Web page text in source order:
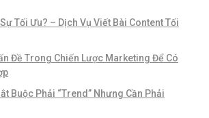
Sự Tối Ưu? – Dịch Vụ Viết Bài Content Tối
Đề Trong Chiến Lược Marketing Để Có
Buộc Phải “Trend” Nhưng Cần Phải